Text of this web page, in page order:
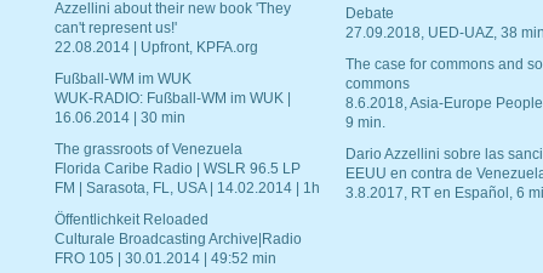
Azzellini about their new book 'They
can't represent us!'
22.08.2014 | Upfront, KPFA.org
Fußball-WM im WUK
WUK-RADIO: Fußball-WM im WUK |
16.06.2014 | 30 min
The grassroots of Venezuela
Florida Caribe Radio | WSLR 96.5 LP
FM | Sarasota, FL, USA | 14.02.2014 | 1h
Öffentlichkeit Reloaded
Culturale Broadcasting Archive|Radio
FRO 105 | 30.01.2014 | 49:52 min
Debate
27.09.2018, UED-UAZ, 38
The case for commons and
commons
8.6.2018, Asia-Europe
9 min.
Dario Azzellini sobre las
EEUU en contra de
3.8.2017, RT en Español, 6